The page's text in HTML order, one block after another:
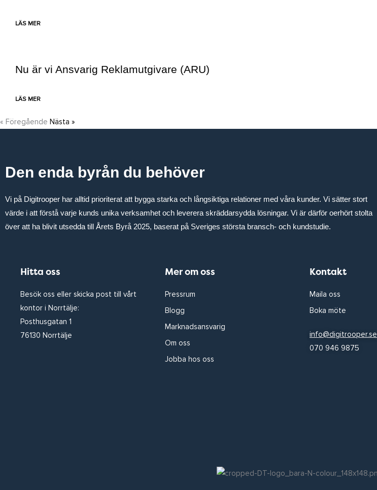
LÄS MER
Nu är vi Ansvarig Reklamutgivare (ARU)
LÄS MER
« Föregående Nästa »
Den enda byrån du behöver
Vi på Digitrooper har alltid prioriterat att bygga starka och långsiktiga relationer med våra kunder. Vi sätter stort
värde i att förstå varje kunds unika verksamhet och leverera skräddarsydda lösningar. Vi är därför oerhört stolta
över att ha blivit utsedda till Årets Byrå 2025, baserat på Sveriges största bransch- och kundstudie.
Hitta oss
Besök oss eller skicka post till vårt
kontor i Norrtälje:
Posthusgatan 1
76130 Norrtälje
Mer om oss
Pressrum
Blogg
Marknadsansvarig
Om oss
Jobba hos oss
Kontakt
Maila oss
Boka möte
info@digitrooper.se
070 946 9875